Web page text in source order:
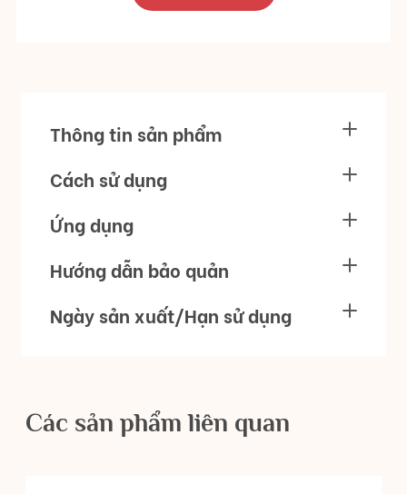
Thông tin sản phẩm
Cách sử dụng
Ứng dụng
Hướng dẫn bảo quản
Ngày sản xuất/Hạn sử dụng
Các sản phẩm liên quan